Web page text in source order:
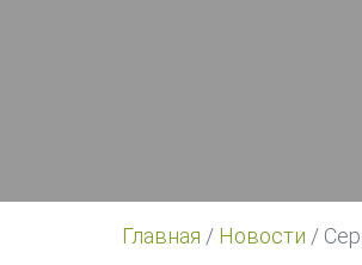
Главная / Новости /